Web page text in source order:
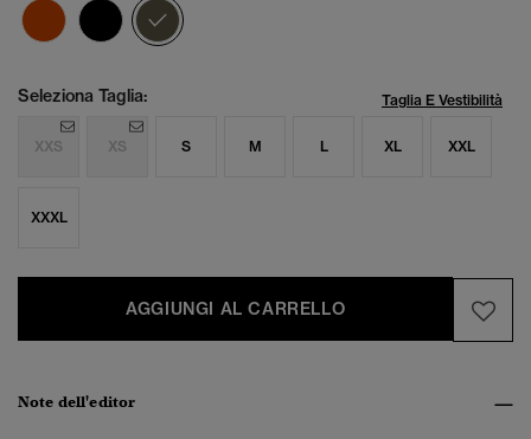
Seleziona Taglia: Taglia E Vestibilità
XXS XS S M L XL XXL
XXXL
AGGIUNGI AL CARRELLO
Note dell'editor